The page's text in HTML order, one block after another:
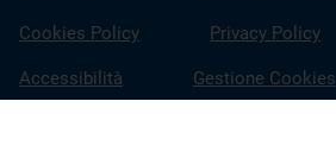
Cookies Policy Privacy Policy
Accessibilità Gestione Cookies